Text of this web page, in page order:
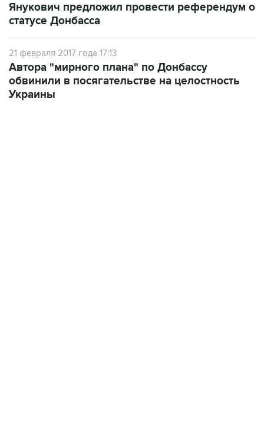
Янукович предложил провести референдум о
статусе Донбасса
21 февраля 2017 года 17:13
Автора "мирного плана" по Донбассу
обвинили в посягательстве на целостность
Украины